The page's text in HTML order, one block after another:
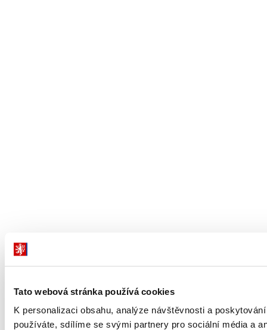
Tato webová stránka používá cookies
K personalizaci obsahu, analýze návštěvnosti a
používáte, sdílíme se svými partnery pro sociální média a